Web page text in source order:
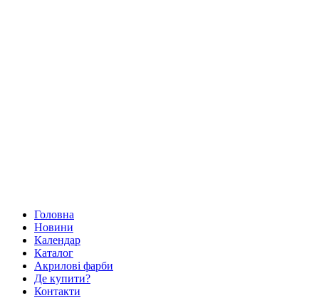
Головна
Новини
Календар
Каталог
Акрилові фарби
Де купити?
Контакти